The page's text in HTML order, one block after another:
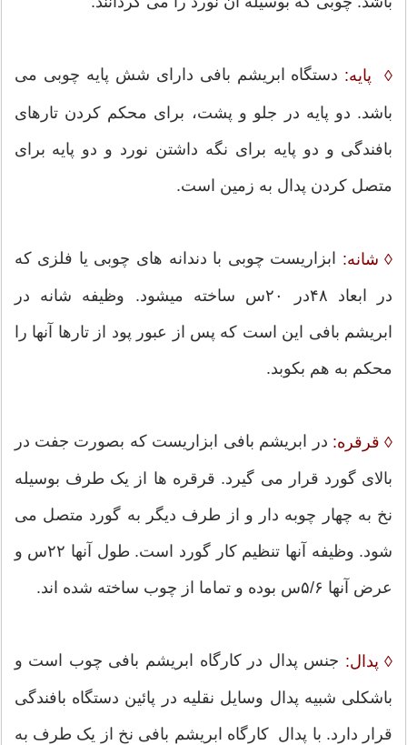
◊ پایه: دستگاه ابریشم بافی دارای شش پایه چوبی می
باشد. دو پایه در جلو و پشت، برای محکم کردن تارهای
بافندگی و دو پایه برای نگه داشتن نورد و دو پایه برای
متصل کردن پدال به زمین است.
◊ شانه: ابزاریست چوبی با دندانه های چوبی یا فلزی که
در ابعاد ۴۸در ۲۰س ساخته میشود. وظیفه شانه در
ابریشم بافی این است که پس از عبور پود از تارها آنها را
محکم به هم بکوبد.
◊ قرقره: در ابریشم بافی ابزاریست که بصورت جفت در
بالای گورد قرار می گیرد. قرقره ها از یک طرف بوسیله
نخ به چهار چوبه دار و از طرف دیگر به گورد متصل می
شود. وظیفه آنها تنظیم کار گورد است. طول آنها ۲۲س و
عرض آنها ۵/۶س بوده و تماما از چوب ساخته شده اند.
◊ پدال: جنس پدال در کارگاه ابریشم بافی چوب است و
باشکلی شبیه پدال وسایل نقلیه در پائین دستگاه بافندگی
قرار دارد. با پدال کارگاه ابریشم بافی نخ از یک طرف به